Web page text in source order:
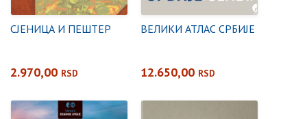
СЈЕНИЦА И ПЕШТЕР
2.970,00 RSD
ВЕЛИКИ АТЛАС СРБИЈЕ
12.650,00 RSD